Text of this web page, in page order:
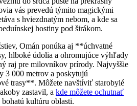
vás prevedú týmito magickými
s hviezdnatým nebom, a kde sa
hostiny pod širákom.
Omán ponúka aj **úchvatné
hlboké údolia a ohromujúce výhľady
raj pre milovníkov prírody. Najvyššie
3 000 metrov a poskytujú
trasy**. Môžete navštíviť starobylé
zastavil, a kde môžete ochutnať
kultúru oblasti.